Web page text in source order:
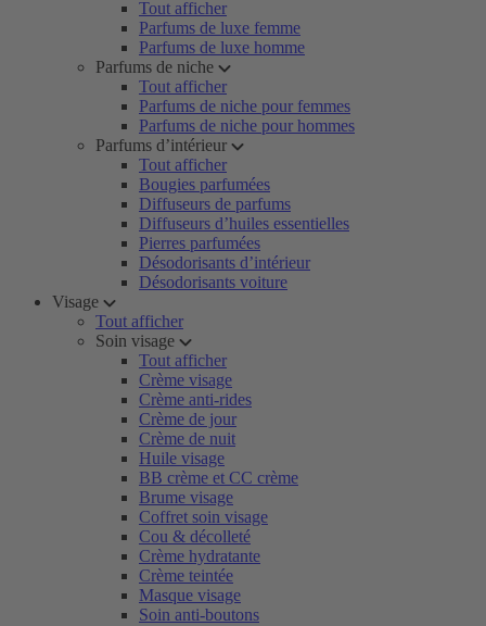
Tout afficher
Parfums de luxe femme
Parfums de luxe homme
Parfums de niche
Tout afficher
Parfums de niche pour femmes
Parfums de niche pour hommes
Parfums d’intérieur
Tout afficher
Bougies parfumées
Diffuseurs de parfums
Diffuseurs d’huiles essentielles
Pierres parfumées
Désodorisants d’intérieur
Désodorisants voiture
Visage
Tout afficher
Soin visage
Tout afficher
Crème visage
Crème anti-rides
Crème de jour
Crème de nuit
Huile visage
BB crème et CC crème
Brume visage
Coffret soin visage
Cou & décolleté
Crème hydratante
Crème teintée
Masque visage
Soin anti-boutons